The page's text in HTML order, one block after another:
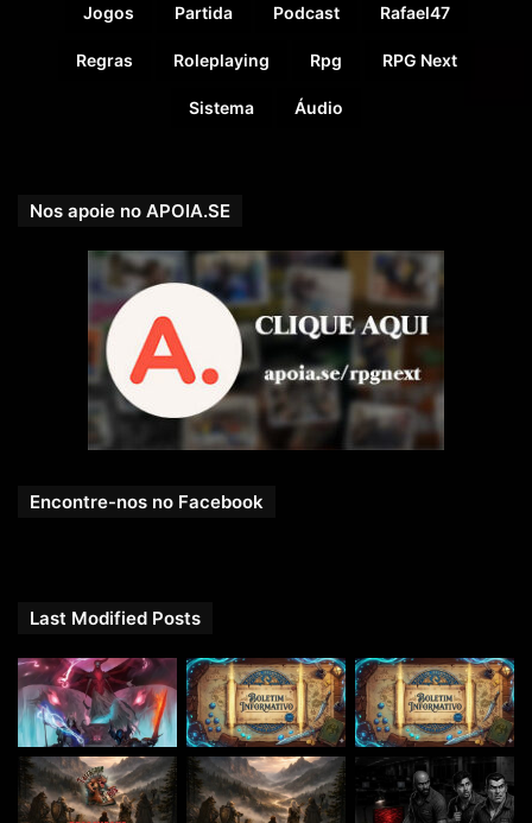
Jogos Partida Podcast Rafael47
Regras Roleplaying Rpg RPG Next
Sistema Áudio
Nos apoie no APOIA.SE
Encontre-nos no Facebook
Last Modified Posts